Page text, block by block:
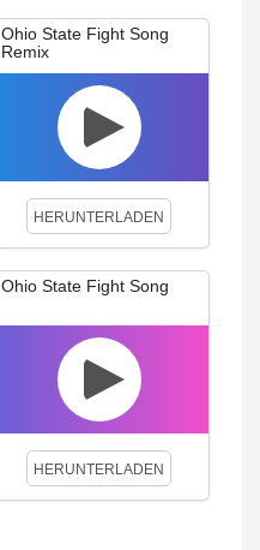
Ohio State Fight Song
Remix
HERUNTERLADEN
Ohio State Fight Song
HERUNTERLADEN